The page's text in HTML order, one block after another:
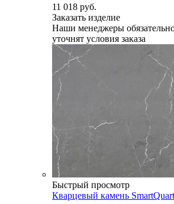
11 018 руб.
Заказать изделие
Наши менеджеры
уточнят условия заказа
Быстрый просмотр
Кварцевый камень